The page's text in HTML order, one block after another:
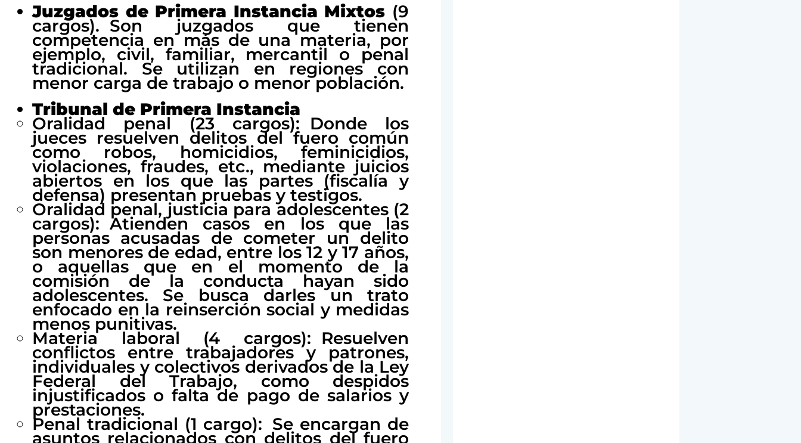
Juzgados de Primera Instancia Mixtos (9
cargos). Son juzgados que tienen
competencia en más de una materia, por
ejemplo, civil, familiar, mercantil o penal
tradicional. Se utilizan en regiones con
menor carga de trabajo o menor población.
Tribunal de Primera Instancia
Oralidad penal (23 cargos): Donde los
jueces resuelven delitos del fuero común
como robos, homicidios, feminicidios,
violaciones, fraudes, etc., mediante juicios
abiertos en los que las partes (fiscalía y
defensa) presentan pruebas y testigos.
Oralidad penal, justicia para adolescentes (2
cargos): Atienden casos en los que las
personas acusadas de cometer un delito
son menores de edad, entre los 12 y 17 años,
o aquellas que en el momento de la
comisión de la conducta hayan sido
adolescentes. Se busca darles un trato
enfocado en la reinserción social y medidas
menos punitivas.
Materia laboral (4 cargos): Resuelven
conflictos entre trabajadores y patrones,
individuales y colectivos derivados de la Ley
Federal del Trabajo, como despidos
injustificados o falta de pago de salarios y
prestaciones.
Penal tradicional (1 cargo): Se encargan de
asuntos relacionados con delitos del fuero